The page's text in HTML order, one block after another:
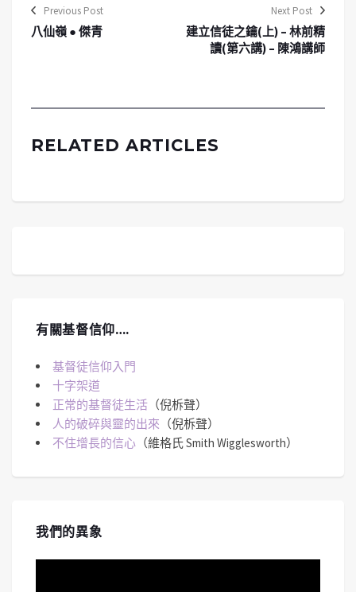
Previous Post
八仙嶺 ● 傑青
Next Post
建立信徒之鑰(上) – 林前精
讀(第六講) – 陳鴻講師
RELATED ARTICLES
有關基督信仰….
基督徒信仰入門
十字架道
正常的基督徒生活 （倪柝聲）
人的破碎與靈的出來 （倪柝聲）
不住增長的信心 （維格氏 Smith Wigglesworth）
我們的異象